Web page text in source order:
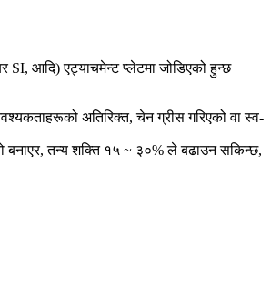
आदि) एट्याचमेन्ट प्लेटमा जोडिएको हुन्छ
अतिरिक्त, चेन ग्रीस गरिएको वा स्व-
बनाएर, तन्य शक्ति १५ ~ ३०% ले बढाउन सकिन्छ,